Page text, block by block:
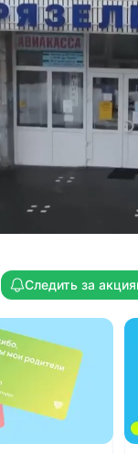
видов
вытяжение
«Ормед».
комната.
Лечебные
и
очистка крови
Следить за